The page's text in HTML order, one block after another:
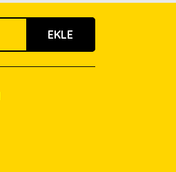
EKLE